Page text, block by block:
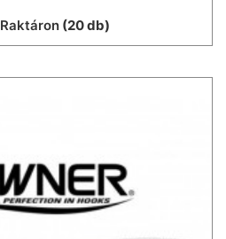
Raktáron(20 db)